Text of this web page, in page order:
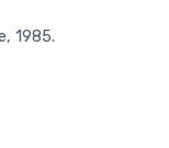
1985.